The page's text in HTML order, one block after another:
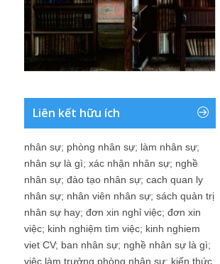
Liên kết hữu ích
nhân sự; phòng nhân sự; làm nhân sự;
nhân sự là gì; xác nhận nhân sự; nghề
nhân sự; đào tạo nhân sự; cach quan ly
nhân sự; nhân viên nhân sự; sách quản trị
nhân sự hay; đơn xin nghỉ việc; đơn xin
việc; kinh nghiệm tìm việc; kinh nghiem
viet CV; ban nhân sự; nghề nhân sự là gì;
việc làm trưởng phòng nhân sự; kiến thức